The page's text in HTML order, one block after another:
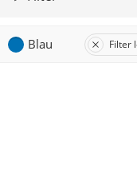
Blau Filter